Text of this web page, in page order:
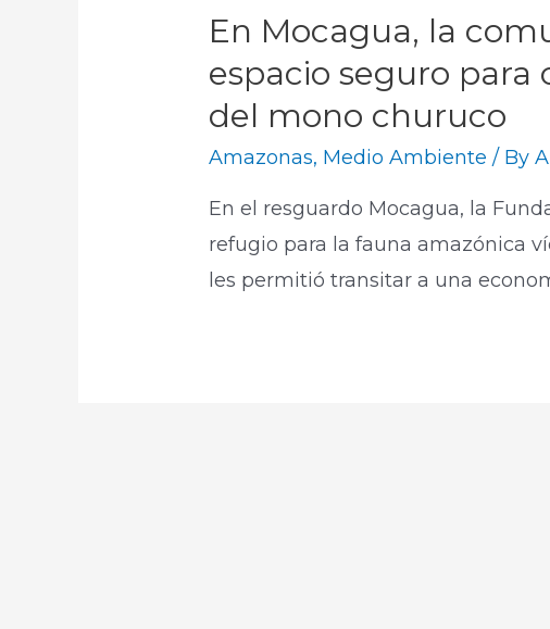
En Mocagua, la
espacio seguro
del mono churuco
Amazonas, Medio Ambiente / By
En el resguardo Mocagua, la
refugio para la fauna amazónica
les permitió transitar a una